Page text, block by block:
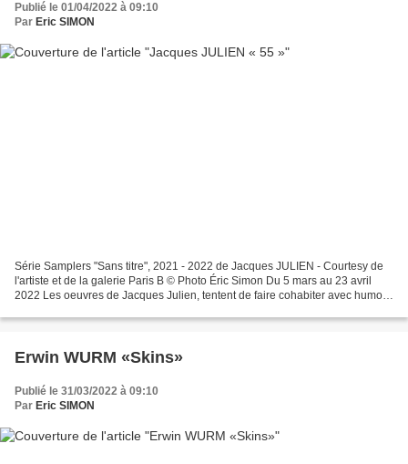
Publié le 01/04/2022 à 09:10
Par Eric SIMON
Série Samplers "Sans titre", 2021 - 2022 de Jacques JULIEN - Courtesy de
l'artiste et de la galerie Paris B © Photo Éric Simon Du 5 mars au 23 avril
2022 Les oeuvres de Jacques Julien, tentent de faire cohabiter avec humour
Erwin WURM «Skins»
Publié le 31/03/2022 à 09:10
Par Eric SIMON